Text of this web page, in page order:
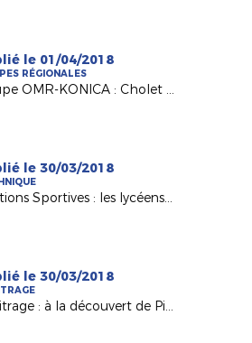
le 01/04/2018
RÉGIONALES
Coupe OMR-KONICA : Cholet passe contre Pouzauges (1-0 ap) !
le 30/03/2018
Sections Sportives : les lycéens des Bourdonnières Vertou en finale UNSS !
le 30/03/2018
Arbitrage : à la découvert de Pierre Retail (J.A.F.)